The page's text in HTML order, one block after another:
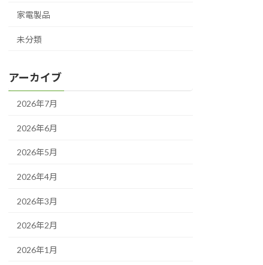
家電製品
未分類
アーカイブ
2026年7月
2026年6月
2026年5月
2026年4月
2026年3月
2026年2月
2026年1月